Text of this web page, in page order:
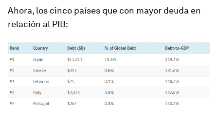
Ahora, los cinco países que con mayor deuda en
relación al PIB: